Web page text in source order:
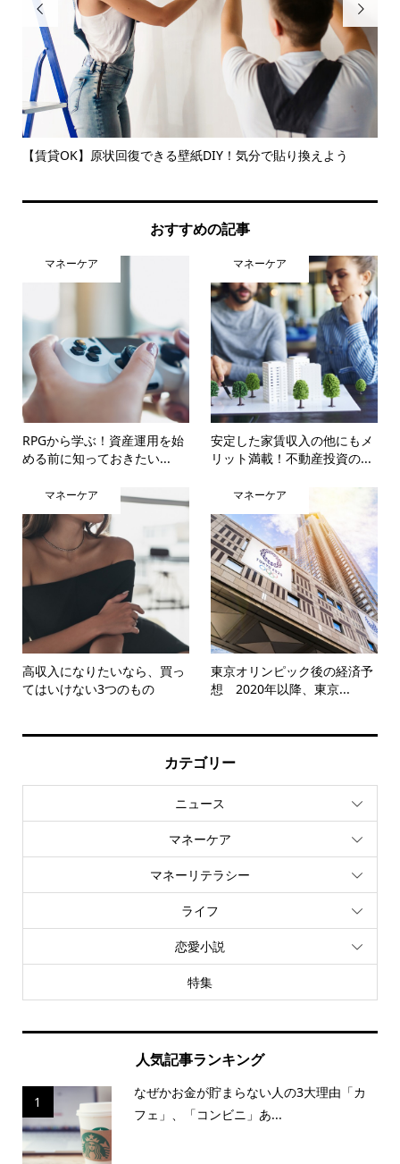

【賃貸OK】原状回復できる壁紙DIY！気分で貼り換えよう

おすすめの記事
マネーケア
RPGから学ぶ！資産運用を始
める前に知っておきたい...
マネーケア
安定した家賃収入の他にもメ
リット満載！不動産投資の...
マネーケア
高収入になりたいなら、買っ
てはいけない3つのもの
マネーケア
東京オリンピック後の経済予
想 2020年以降、東京...
カテゴリー
ニュース
マネーケア
マネーリテラシー
ライフ
恋愛小説
特集
人気記事ランキング
1
なぜかお金が貯まらない人の3大理由「カ
フェ」、「コンビニ」あ...